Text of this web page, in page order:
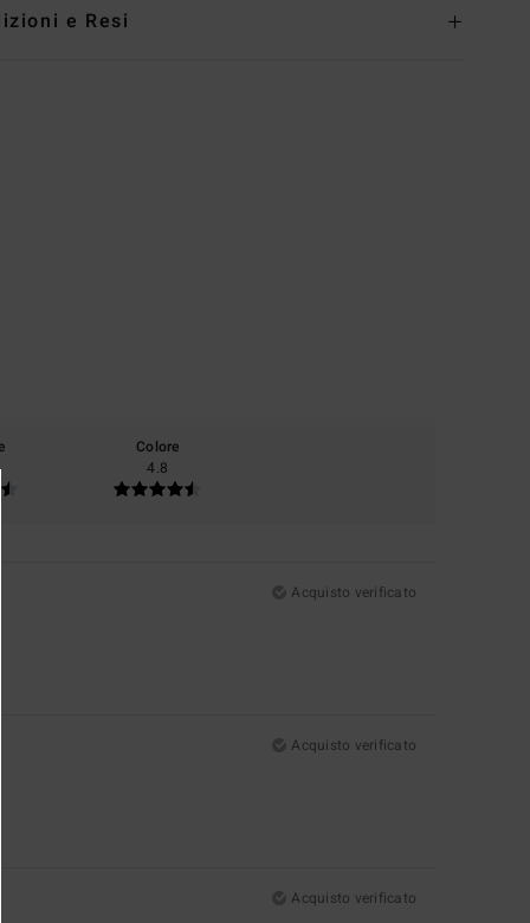
e Resi
Colore
4.8
Acquisto verificato
Acquisto verificato
Acquisto verificato